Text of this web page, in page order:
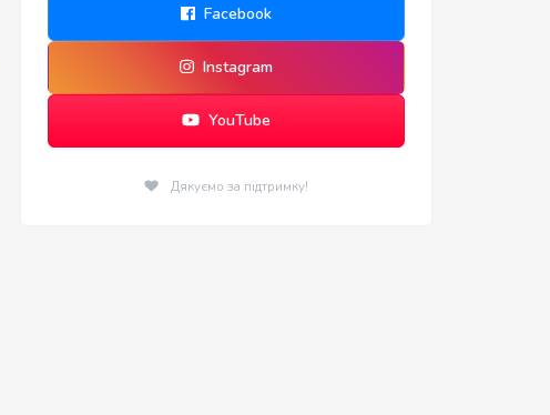
Facebook
Instagram
YouTube
Дякуємо за підтримку!